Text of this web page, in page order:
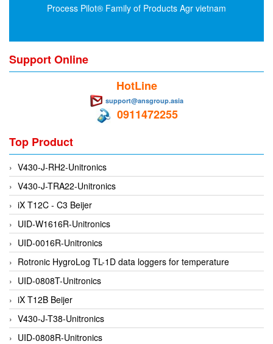
Freezemod
FS CABLE
FS Inc Vietnam
Fujikura
Fukuta
GAI-Tronics
Gardasoft
GASDNA Vietnam
Gasensor
Gave
Gazex
GD GODAI ENGINEERING
GE Panametrics
GEDORE
Process Pilot® Family of Products Agr vietnam
Support Online
HotLine
support@ansgroup.asia
0911472255
Top Product
V430-J-RH2-Unitronics
V430-J-TRA22-Unitronics
iX T12C - C3 Beijer
UID-W1616R-Unitronics
UID-0016R-Unitronics
Rotronic HygroLog TL-1D data loggers for temperature
UID-0808T-Unitronics
iX T12B Beijer
V430-J-T38-Unitronics
UID-0808R-Unitronics